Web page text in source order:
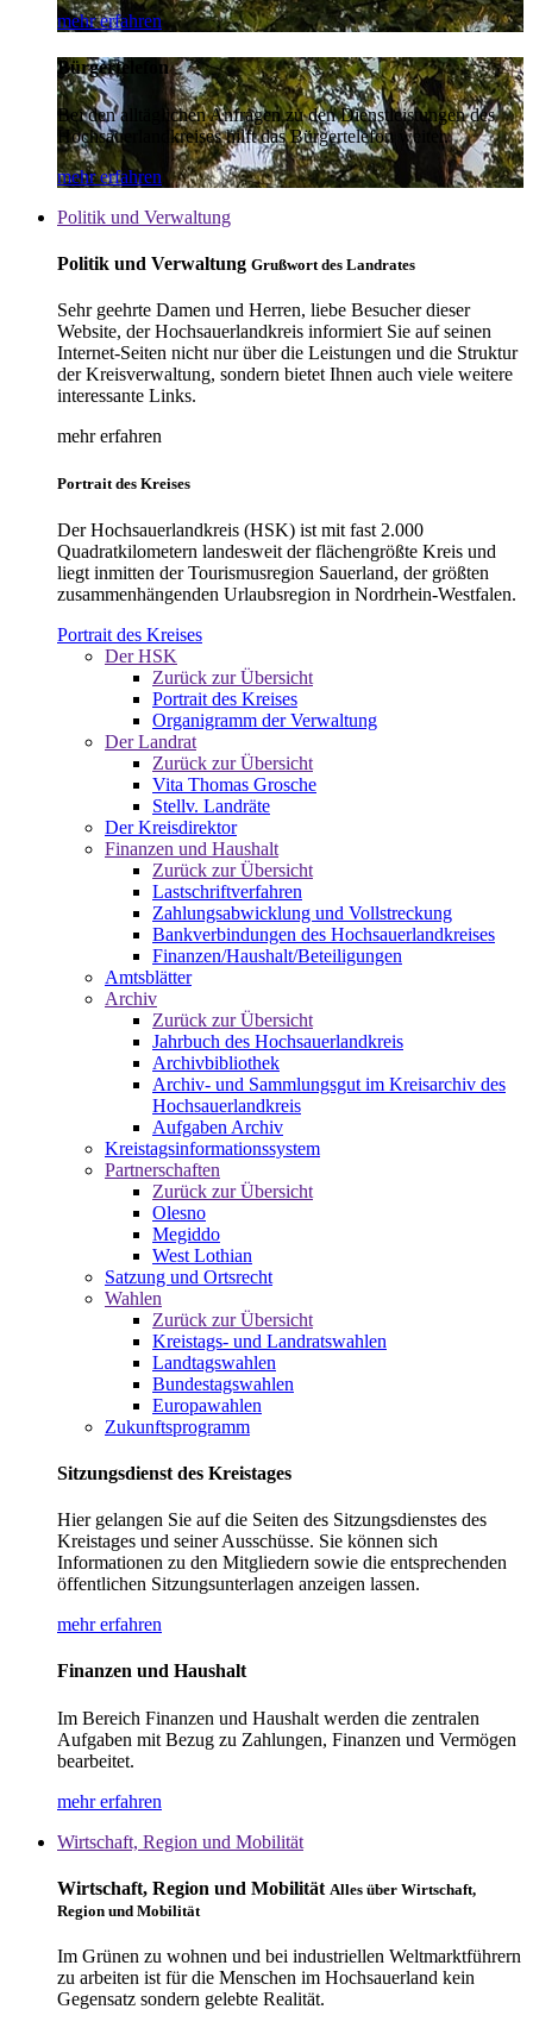
mehr erfahren
Bürgertelefon
Bei den alltäglichen Anfragen zu den Dienstleistungen des
Hochsauerlandkreises hilft das Bürgertelefon weiter.
mehr erfahren
Politik und Verwaltung
Politik und Verwaltung Grußwort des Landrates
Sehr geehrte Damen und Herren, liebe Besucher dieser
Website, der Hochsauerlandkreis informiert Sie auf seinen
Internet-Seiten nicht nur über die Leistungen und die Struktur
der Kreisverwaltung, sondern bietet Ihnen auch viele weitere
interessante Links.
mehr erfahren
Portrait des Kreises
Der Hochsauerlandkreis (HSK) ist mit fast 2.000
Quadratkilometern landesweit der flächengrößte Kreis und
liegt inmitten der Tourismusregion Sauerland, der größten
zusammenhängenden Urlaubsregion in Nordrhein-Westfalen.
Portrait des Kreises
Der HSK
Zurück zur Übersicht
Portrait des Kreises
Organigramm der Verwaltung
Der Landrat
Zurück zur Übersicht
Vita Thomas Grosche
Stellv. Landräte
Der Kreisdirektor
Finanzen und Haushalt
Zurück zur Übersicht
Lastschriftverfahren
Zahlungsabwicklung und Vollstreckung
Bankverbindungen des Hochsauerlandkreises
Finanzen/Haushalt/Beteiligungen
Amtsblätter
Archiv
Zurück zur Übersicht
Jahrbuch des Hochsauerlandkreis
Archivbibliothek
Archiv- und Sammlungsgut im Kreisarchiv des
Hochsauerlandkreis
Aufgaben Archiv
Kreistagsinformationssystem
Partnerschaften
Zurück zur Übersicht
Olesno
Megiddo
West Lothian
Satzung und Ortsrecht
Wahlen
Zurück zur Übersicht
Kreistags- und Landratswahlen
Landtagswahlen
Bundestagswahlen
Europawahlen
Zukunftsprogramm
Sitzungsdienst des Kreistages
Hier gelangen Sie auf die Seiten des Sitzungsdienstes des
Kreistages und seiner Ausschüsse. Sie können sich
Informationen zu den Mitgliedern sowie die entsprechenden
öffentlichen Sitzungsunterlagen anzeigen lassen.
mehr erfahren
Finanzen und Haushalt
Im Bereich Finanzen und Haushalt werden die zentralen
Aufgaben mit Bezug zu Zahlungen, Finanzen und Vermögen
bearbeitet.
mehr erfahren
Wirtschaft, Region und Mobilität
Wirtschaft, Region und Mobilität Alles über Wirtschaft,
Region und Mobilität
Im Grünen zu wohnen und bei industriellen Weltmarktführern
zu arbeiten ist für die Menschen im Hochsauerland kein
Gegensatz sondern gelebte Realität.